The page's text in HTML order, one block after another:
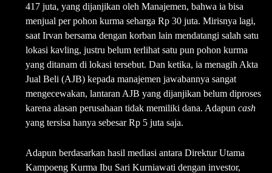
417 juta, yang dijanjikan oleh Manajemen, bahwa ia bisa
menjual per pohon kurma seharga Rp 30 juta. Mirisnya lagi,
saat Irvan bersama dengan korban lain mendatangi salah satu
lokasi kavling, justru belum terlihat satu pun pohon kurma
yang ditanam di lokasi tersebut. Dan ketika, ia menagih Akta
Jual Beli (AJB) kepada manajemen jawabannya sangat
mengecewakan, lantaran AJB yang dijanjikan belum diproses
karena alasan perusahaan tidak memiliki dana. Adapun cash
yang tersisa hanya sebesar Rp 5 juta saja.
Adapun berdasarkan hasil mediasi antara Direktur Utama
Kampoeng Kurma Ibu Sari Kurniawati dengan investor,